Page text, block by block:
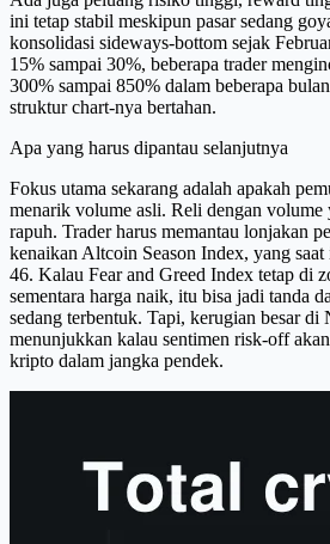
ini tetap stabil meskipun pasar sedang
konsolidasi sideways-bottom sejak
15% sampai 30%, beberapa trader
300% sampai 850% dalam beberapa
struktur chart-nya bertahan.
Apa yang harus dipantau selanjutnya
Fokus utama sekarang adalah apakah
menarik volume asli. Reli dengan volume
rapuh. Trader harus memantau lonjakan
kenaikan Altcoin Season Index, yang
46. Kalau Fear and Greed Index tetap di
sementara harga naik, itu bisa jadi tanda
sedang terbentuk. Tapi, kerugian besar
menunjukkan kalau sentimen risk-off
kripto dalam jangka pendek.